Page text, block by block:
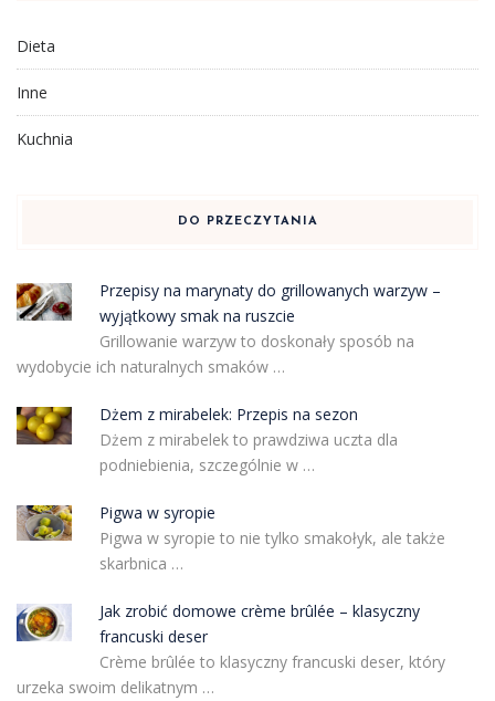
Dieta
Inne
Kuchnia
DO PRZECZYTANIA
Przepisy na marynaty do grillowanych warzyw –
wyjątkowy smak na ruszcie
Grillowanie warzyw to doskonały sposób na
wydobycie ich naturalnych smaków …
Dżem z mirabelek: Przepis na sezon
Dżem z mirabelek to prawdziwa uczta dla
podniebienia, szczególnie w …
Pigwa w syropie
Pigwa w syropie to nie tylko smakołyk, ale także
skarbnica …
Jak zrobić domowe crème brûlée – klasyczny
francuski deser
Crème brûlée to klasyczny francuski deser, który
urzeka swoim delikatnym …